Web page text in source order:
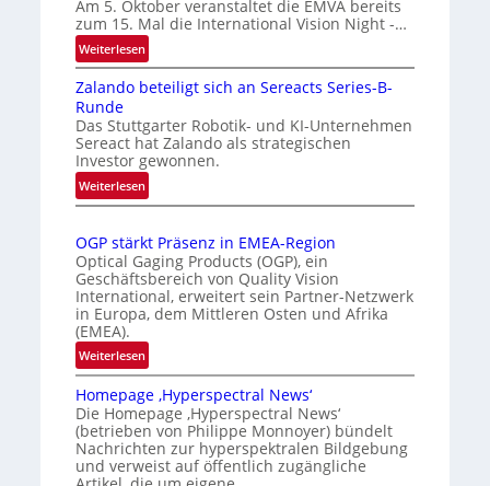
k
n
e
r
k
e
n
n
g
o
a
t
i
s
i
r
e
K
o
n
o
l
l
e
Am 5. Oktober veranstaltet die EMVA bereits
zum 15. Mal die International Vision Night -…
Weiterlesen:
I
n
e
r
n
a
o
n
a
l
V
i
s
i
o
n
N
Zalando beteiligt sich an Sereacts Series-B-
Runde
Das Stuttgarter Robotik- und KI-Unternehmen
Sereact hat Zalando als strategischen
Investor gewonnen.
Weiterlesen:
Z
l
a
n
d
e
t
e
i
l
i
OGP stärkt Präsenz in EMEA-Region
Optical Gaging Products (OGP), ein
Geschäftsbereich von Quality Vision
International, erweitert sein Partner-Netzwerk
in Europa, dem Mittleren Osten und Afrika
(EMEA).
Weiterlesen:
O
G
P
s
t
ä
Homepage ‚Hyperspectral News‘
Die Homepage ‚Hyperspectral News‘
(betrieben von Philippe Monnoyer) bündelt
Nachrichten zur hyperspektralen Bildgebung
und verweist auf öffentlich zugängliche